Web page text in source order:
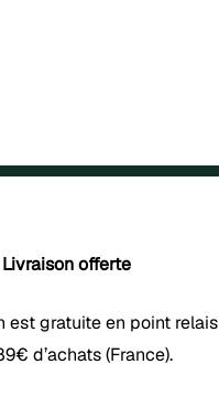
Livraison offerte
est gratuite en point relais
d’achats (France).